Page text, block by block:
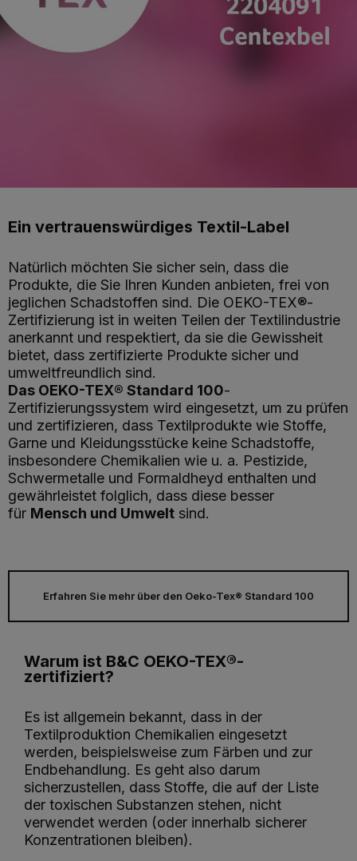
Ein vertrauenswürdiges Textil-Label
Natürlich möchten Sie sicher sein, dass die
Produkte, die Sie Ihren Kunden anbieten, frei von
jeglichen Schadstoffen sind. Die OEKO-TEX®-
Zertifizierung ist in weiten Teilen der Textilindustrie
anerkannt und respektiert, da sie die Gewissheit
bietet, dass zertifizierte Produkte sicher und
umweltfreundlich sind.
Das OEKO-TEX® Standard 100-
Zertifizierungssystem wird eingesetzt, um zu prüfen
und zertifizieren, dass Textilprodukte wie Stoffe,
Garne und Kleidungsstücke keine Schadstoffe,
insbesondere Chemikalien wie u. a. Pestizide,
Schwermetalle und Formaldheyd enthalten und
gewährleistet folglich, dass diese besser
für Mensch und Umwelt sind.
Erfahren Sie mehr über den Oeko-Tex® Standard 100
Warum ist B&C OEKO-TEX®-
zertifiziert?
Es ist allgemein bekannt, dass in der
Textilproduktion Chemikalien eingesetzt
werden, beispielsweise zum Färben und zur
Endbehandlung. Es geht also darum
sicherzustellen, dass Stoffe, die auf der Liste
der toxischen Substanzen stehen, nicht
verwendet werden (oder innerhalb sicherer
Konzentrationen bleiben).